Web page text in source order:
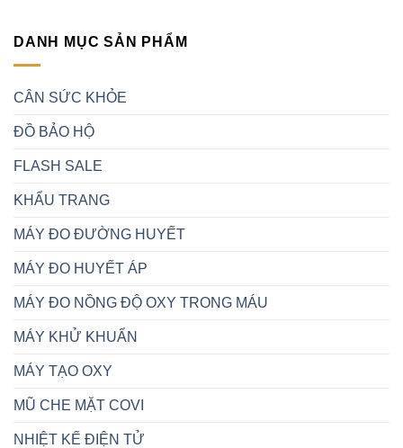
DANH MỤC SẢN PHẨM
CÂN SỨC KHỎE
ĐỒ BẢO HỘ
FLASH SALE
KHẨU TRANG
MÁY ĐO ĐƯỜNG HUYẾT
MÁY ĐO HUYẾT ÁP
MÁY ĐO NỒNG ĐỘ OXY TRONG MÁU
MÁY KHỬ KHUẨN
MÁY TẠO OXY
MŨ CHE MẶT COVI
NHIỆT KẾ ĐIỆN TỬ